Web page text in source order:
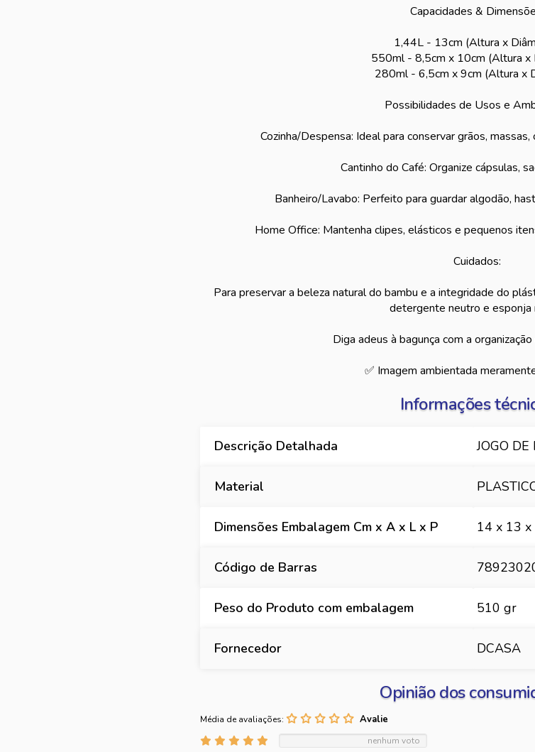
Capacidades &
1,44L - 13cm (Altura x
550ml - 8,5cm x 10cm (Altura x
280ml - 6,5cm x 9cm (Altura x
Possibilidades de Usos e
Cozinha/Despensa: Ideal para conservar grãos,
Cantinho do Café: Organize cápsulas,
Banheiro/Lavabo: Perfeito para guardar algodão,
Home Office: Mantenha clipes, elásticos e pequenos
Cuidados:
Para preservar a beleza natural do bambu e a integridade do
detergente neutro e esponja
Diga adeus à bagunça com a
✅ Imagem ambientada
Informações
Descrição Detalhada JOGO
Material
Dimensões Embalagem Cm x A x L x P 14 x 13
Código de Barras
Peso do Produto com embalagem 510 gr
Fornecedor DCASA
Opinião dos
Média de avaliações:
nenhum voto